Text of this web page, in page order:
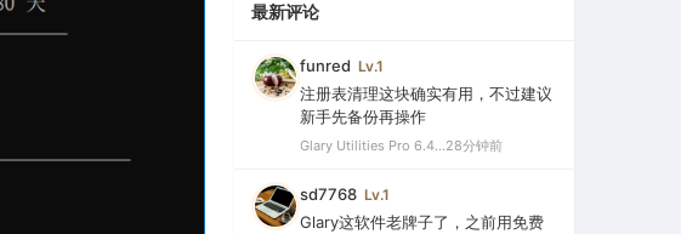
最新评论
funred Lv.1
注册表清理这块确实有用，不过建议
新手先备份再操作
Glary Utilities Pro 6.44.0.48 简体中文绿色破解版（系统维护军刀）28分钟前
sd7768 Lv.1
Glary这软件老牌子了，之前用免费